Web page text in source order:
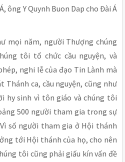
ông Y Quynh Buon Dap cho Đài Á
mọi năm, người Thượng chúng
tôi tổ chức cầu nguyện, và
nghi lễ của đạo Tin Lành mà
Thánh ca, cầu nguyện, cũng như
hy sinh vì tôn giáo và chúng tôi
500 người tham gia trong sự
số người tham gia ở Hội thánh
tới Hội thánh của họ, cho nên
tôi cũng phải giấu kín vấn đề